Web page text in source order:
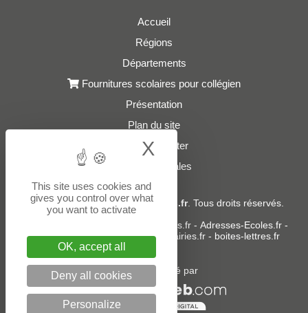
Accueil
Régions
Départements
Fournitures scolaires pour collégien
Présentation
Plan du site
Nous contacter
Mentions légales
© 2021 - 2026Adresses-Colleges.fr. Tous droits réservés.
donneespubliques.fr- Adresses-Ecoles.fr-
Adresses-Lycees.fr-Adresses-Mairies.fr- boites-lettres.fr
Un service édité par
This site uses cookies and
gives you control over what
you want to activate
OK, accept all
Deny all cookies
Personalize
X Hide cookie